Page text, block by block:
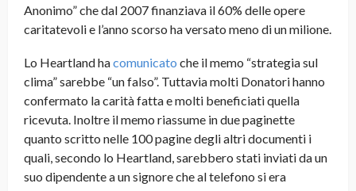
Anonimo” che dal 2007 finanziava il 60% delle opere
caritatevoli e l’anno scorso ha versato meno di un milione.
Lo Heartland hacomunicato che il memo “strategia sul
clima” sarebbe “un falso”. Tuttavia molti Donatori hanno
confermato la carità fatta e molti beneficiati quella
ricevuta. Inoltre il memo riassume in due paginette
quanto scritto nelle 100 pagine degli altri documenti i
quali, secondo lo Heartland, sarebbero stati inviati da un
suo dipendente a un signore che al telefono si era